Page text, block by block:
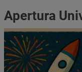
Apertura